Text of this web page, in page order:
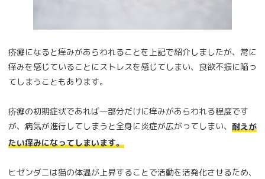
疥癬になると痒みがあらわれることを上記で紹介しましたが、常に
痒みを感じていることにストレスを感じてしまい、食欲不振に陥っ
てしまうこともあります。
疥癬の初期症状であれば一部分だけに痒みがあらわれる程度です
が、病気が進行してしまうと全身に炎症が広がってしまい、 耐えが
たい痒みになってしまいます。
ヒゼンダニは猫の体温が上昇することで活動を活発化させるため、